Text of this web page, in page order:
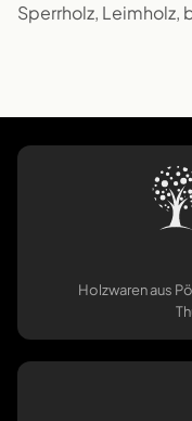
Sperrholz, Leimholz,
Holzwaren aus